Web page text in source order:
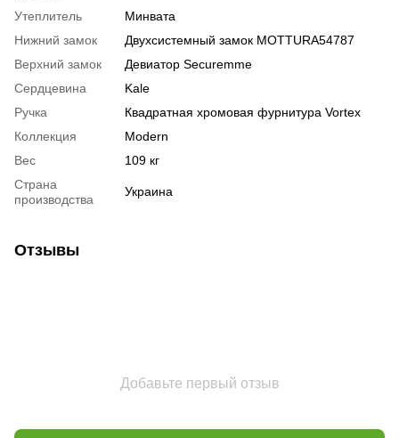
Утеплитель
Минвата
Нижний замок
Двухсистемный замок MOTTURA54787
Верхний замок
Девиатор Securemme
Сердцевина
Kale
Ручка
Квадратная хромовая фурнитура Vortex
Коллекция
Modern
Вес
109 кг
Страна
производства
Украина
Отзывы
Добавьте первый отзыв